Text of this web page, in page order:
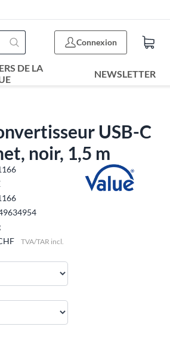
Connexion
DE LA
NEWSLETTER
USB-C
noir, 1,5 m
TVA/TAR incl.